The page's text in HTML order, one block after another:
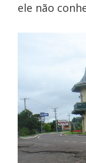
ele não